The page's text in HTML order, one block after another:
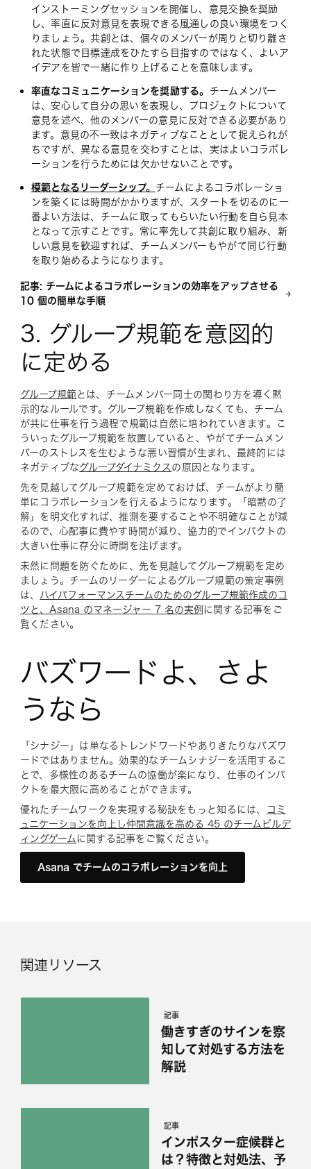
インストーミングセッションを開催し、意見交換を奨励
し、率直に反対意見を表現できる風通しの良い環境をつく
りましょう。共創とは、個々のメンバーが周りと切り離さ
れた状態で目標達成をひたすら目指すのではなく、よいア
イデアを皆で一緒に作り上げることを意味します。
率直なコミュニケーションを奨励する。 チームメンバー
は、安心して自分の思いを表現し、プロジェクトについて
意見を述べ、他のメンバーの意見に反対できる必要があり
ます。意見の不一致はネガティブなこととして捉えられが
ちですが、異なる意見を交わすことは、実はよいコラボレ
ーションを行うためには欠かせないことです。
模範となるリーダーシップ。 チームによるコラボレーショ
ンを築くには時間がかかりますが、スタートを切るのに一
番よい方法は、チームに取ってもらいたい行動を自ら見本
となって示すことです。常に率先して共創に取り組み、新
しい意見を歓迎すれば、チームメンバーもやがて同じ行動
を取り始めるようになります。
記事: チームによるコラボレーションの効率をアップさせる
10 個の簡単な手順
3. グループ規範を意図的
に定める
グループ規範 とは、チームメンバー同士の関わり方を導く黙
示的なルールです。グループ規範を作成しなくても、チーム
が共に仕事を行う過程で規範は自然に培われていきます。こ
ういったグループ規範を放置していると、やがてチームメン
バーのストレスを生むような悪い習慣が生まれ、最終的には
ネガティブなグループダイナミクス の原因となります。
先を見越してグループ規範を定めておけば、チームがより簡
単にコラボレーションを行えるようになります。「暗黙の了
解」を明文化すれば、推測を要することや不明確なことが減
るので、心配事に費やす時間が減り、協力的でインパクトの
大きい仕事に存分に時間を注げます。
未然に問題を防ぐために、先を見越してグループ規範を定め
ましょう。チームのリーダーによるグループ規範の策定事例
は、 ハイパフォーマンスチームのためのグループ規範作成のコ
ツと、Asana のマネージャー 7 名の実例 に関する記事をご
覧ください。
バズワードよ、さよ
うなら
「シナジー」は単なるトレンドワードやありきたりなバズワ
ードではありません。効果的なチームシナジーを活用するこ
とで、多様性のあるチームの協働が楽になり、仕事のインパ
クトを最大限に高めることができます。
優れたチームワークを実現する秘訣をもっと知るには、
コミ
ュニケーションを向上し仲間意識を高める 45 のチームビルデ
ィングゲーム に関する記事をご覧ください。
Asana でチームのコラボレーションを向上
関連リソース
記事
働きすぎのサインを察
知して対処する方法を
解説
記事
インポスター症候群と
は？特徴と対処法、予